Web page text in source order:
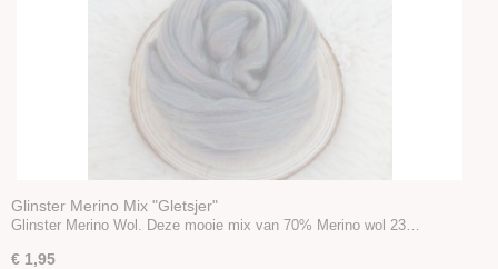
Melange box
Huis mixen
Naturel-boxen
Glinster Merino Mix "Gletsjer"
Glinster Merino Wol. Deze mooie mix van 70% Merino wol 23…
€ 1,95